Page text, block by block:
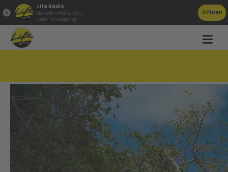
Life Radio
Life Radio GmbH & Co.KG
Gratis - in Google Play
Öffnen